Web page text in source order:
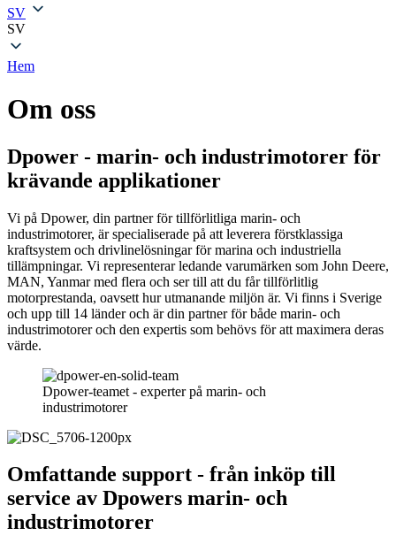
SV
SV
Hem
Om oss
Dpower - marin- och industrimotorer för
krävande applikationer
Vi på Dpower, din partner för tillförlitliga marin- och
industrimotorer, är specialiserade på att leverera förstklassiga
kraftsystem och drivlinelösningar för marina och industriella
tillämpningar. Vi representerar ledande varumärken som John Deere,
MAN, Yanmar med flera och ser till att du får tillförlitlig
motorprestanda, oavsett hur utmanande miljön är. Vi finns i Sverige
och upp till 14 länder och är din partner för både marin- och
industrimotorer och den expertis som behövs för att maximera deras
värde.
Dpower-teamet - experter på marin- och
industrimotorer
Omfattande support - från inköp till
service av Dpowers marin- och
industrimotorer